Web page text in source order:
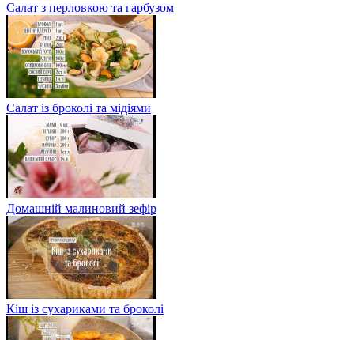
Салат з перловкою та гарбузом
Салат із броколі та мідіями
Домашній малиновий зефір
Кіш із сухариками та броколі